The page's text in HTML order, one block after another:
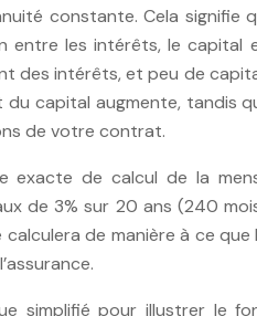
constante. Cela signifie
entre les intérêts, le capital
des intérêts, et peu de
capital augmente, tandis
de votre contrat.
exacte de calcul de la
de 3% sur 20 ans (240
calculera de manière à ce
simplifié pour illustrer le